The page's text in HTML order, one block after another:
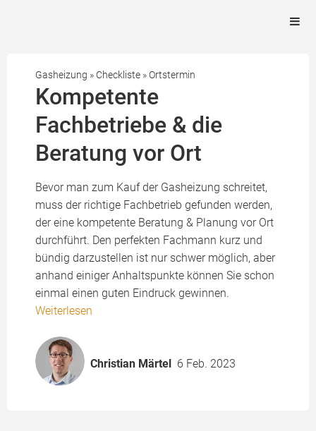
Gasheizung » Checkliste »Ortstermin
Kompetente
Fachbetriebe & die
Beratung vor Ort
Bevor man zum Kauf der Gasheizung schreitet,
muss der richtige Fachbetrieb gefunden werden,
der eine kompetente Beratung & Planung vor Ort
durchführt. Den perfekten Fachmann kurz und
bündig darzustellen ist nur schwer möglich, aber
anhand einiger Anhaltspunkte können Sie schon
einmal einen guten Eindruck gewinnen.
Weiterlesen
Christian Märtel 6 Feb. 2023